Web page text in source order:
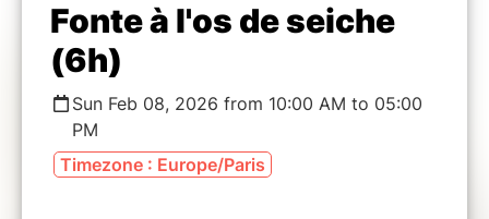
Fonte à l'os de seiche
(6h)
Sun Feb 08, 2026 from 10:00 AM to 05:00
PM
Timezone : Europe/Paris